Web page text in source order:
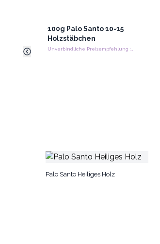
100g Palo Santo 10-15
Holzstäbchen
Palo Santo Heiliges Holz